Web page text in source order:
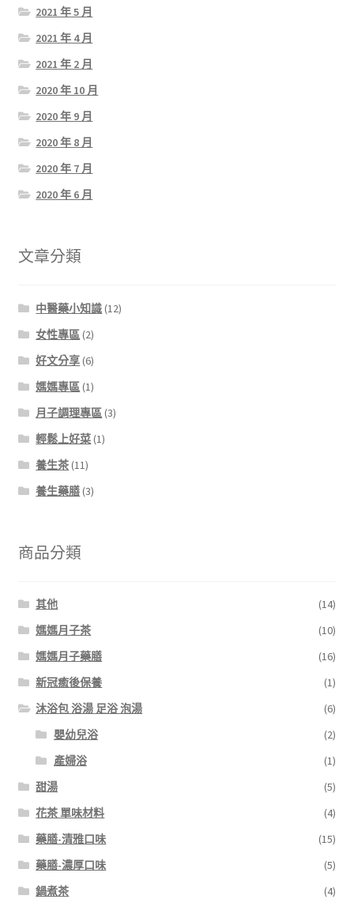
2021 年 5 月
2021 年 4 月
2021 年 2 月
2020 年 10 月
2020 年 9 月
2020 年 8 月
2020 年 7 月
2020 年 6 月
文章分類
中醫藥小知識 (12)
女性專區 (2)
好文分享 (6)
媽媽專區 (1)
月子調理專區 (3)
輕鬆上好菜 (1)
養生茶 (11)
養生藥膳 (3)
商品分類
其他
(14)
媽媽月子茶
(10)
媽媽月子藥膳
(16)
新冠癒後保養
(1)
沐浴包 浴湯 足浴 泡湯
(6)
嬰幼兒浴
(2)
產婦浴
(1)
甜湯
(5)
花茶 單味材料
(4)
藥膳-清雅口味
(15)
藥膳-濃厚口味
(5)
鍋煮茶
(4)